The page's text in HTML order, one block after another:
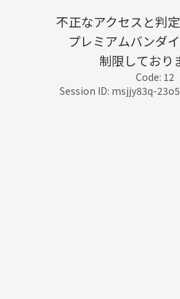
不正なアクセスと判定
プレミアムバンダ
制限しており
Code: 12
Session ID: msjjy83q-